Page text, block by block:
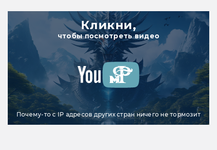
Кликни,
чтобы посмотреть видео
Почему-то с IP адресов других стран ничего не тормозит